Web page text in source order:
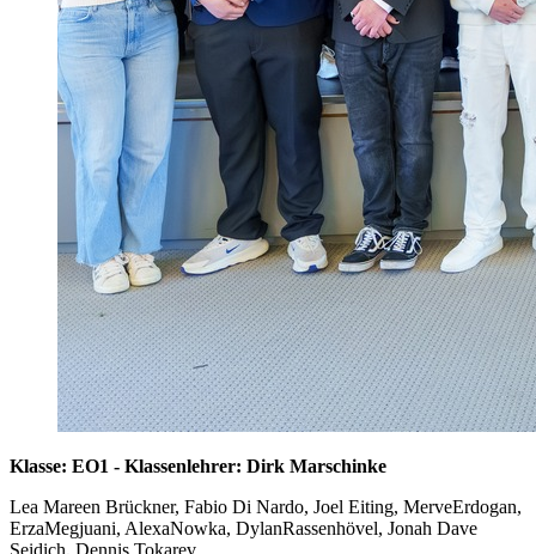
Klasse: EO1 - Klassenlehrer: Dirk Marschinke
Lea Mareen Brückner, Fabio Di Nardo, Joel Eiting, MerveErdogan,
ErzaMegjuani, AlexaNowka, DylanRassenhövel, Jonah Dave
Seidich, Dennis Tokarev